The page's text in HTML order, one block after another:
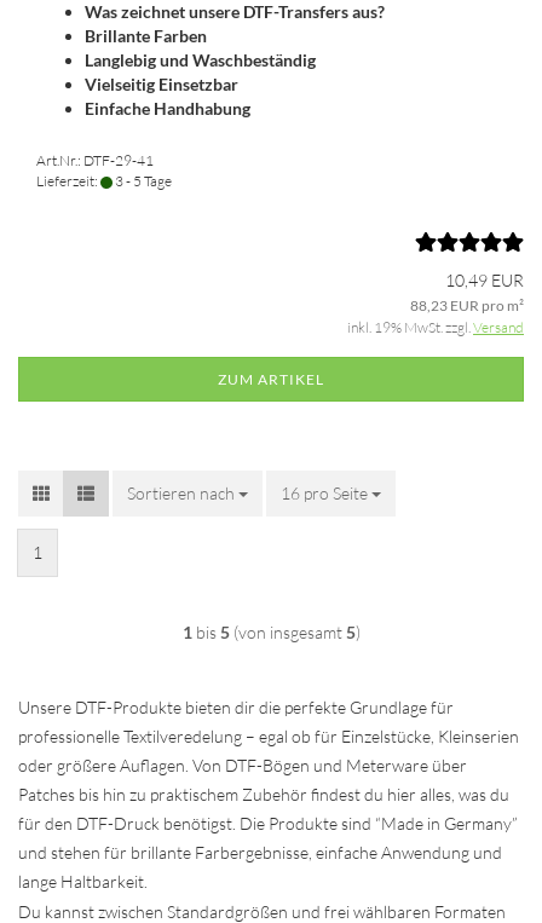
Was zeichnet unsere DTF-Transfers aus?
Brillante Farben
Langlebig und Waschbeständig
Vielseitig Einsetzbar
Einfache Handhabung
Art.Nr.: DTF-29-41
Lieferzeit:
3 - 5 Tage
10,49 EUR
88,23 EUR pro m²
inkl. 19% MwSt. zzgl.Versand
ZUM ARTIKEL
Sortieren nach
Sortieren nach 16 pro Seite
pro Seite
1
1 bis5(von insgesamt5)
Unsere DTF-Produkte bieten dir die perfekte Grundlage für
professionelle Textilveredelung – egal ob für Einzelstücke, Kleinserien
oder größere Auflagen. Von DTF-Bögen und Meterware über
Patches bis hin zu praktischem Zubehör findest du hier alles, was du
für den DTF-Druck benötigst. Die Produkte sind “Made in Germany”
und stehen für brillante Farbergebnisse, einfache Anwendung und
lange Haltbarkeit.
Du kannst zwischen Standardgrößen und frei wählbaren Formaten